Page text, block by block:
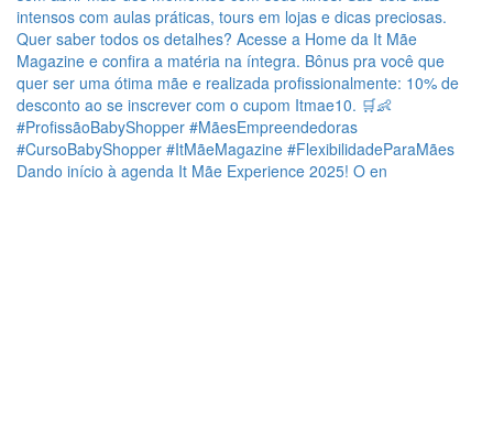
Dando início à agenda It Mãe Experience 2025! O en